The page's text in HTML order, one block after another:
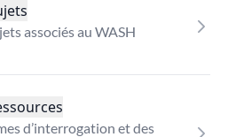
associés au WASH
d’interrogation et des